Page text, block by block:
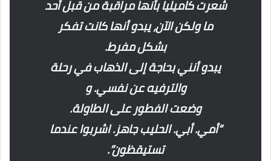
شعرت كاميليا بأنها مراقبة من قبل أحد
ما ولكن الآن، يبدو أنها كانت تفكر
بشكل مفرط.
يبدو أنني بحاجة إلى الذهاب في رحلة
والترفيه عن نفسي. و
وضعت الفطور على الطاولة.
“أمي. أبي. الحليب جاهز. اشربوا عندما
تستيقظون”.